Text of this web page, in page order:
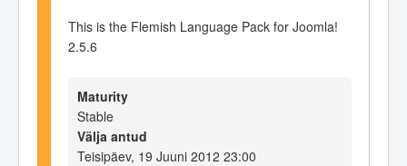
This is the Flemish Language Pack for Joomla!
2.5.6
Maturity
Stable
Välja antud
Teisipäev, 19 Juuni 2012 23:00